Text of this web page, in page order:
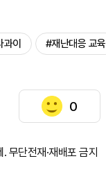
이 #재난대응 교육
0
무단전재·재배포 금지